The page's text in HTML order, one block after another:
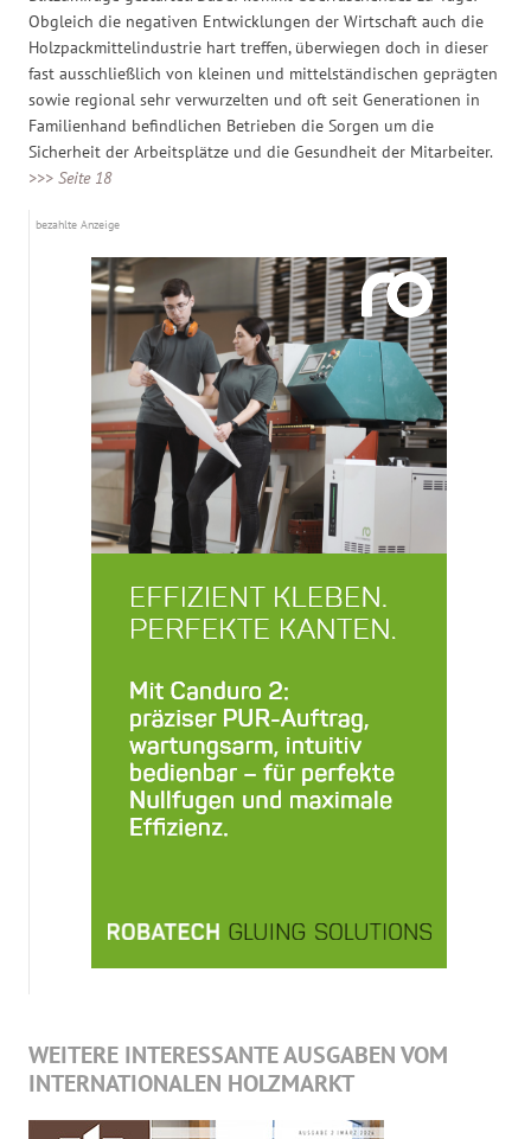
Obgleich die negativen Entwicklungen der Wirtschaft auch die
Holzpackmittelindustrie hart treffen, überwiegen doch in dieser
fast ausschließlich von kleinen und mittelständischen geprägten
sowie regional sehr verwurzelten und oft seit Generationen in
Familienhand befindlichen Betrieben die Sorgen um die
Sicherheit der Arbeitsplätze und die Gesundheit der Mitarbeiter.
>>> Seite 18
bezahlte Anzeige
WEITERE INTERESSANTE AUSGABEN VOM
INTERNATIONALEN HOLZMARKT